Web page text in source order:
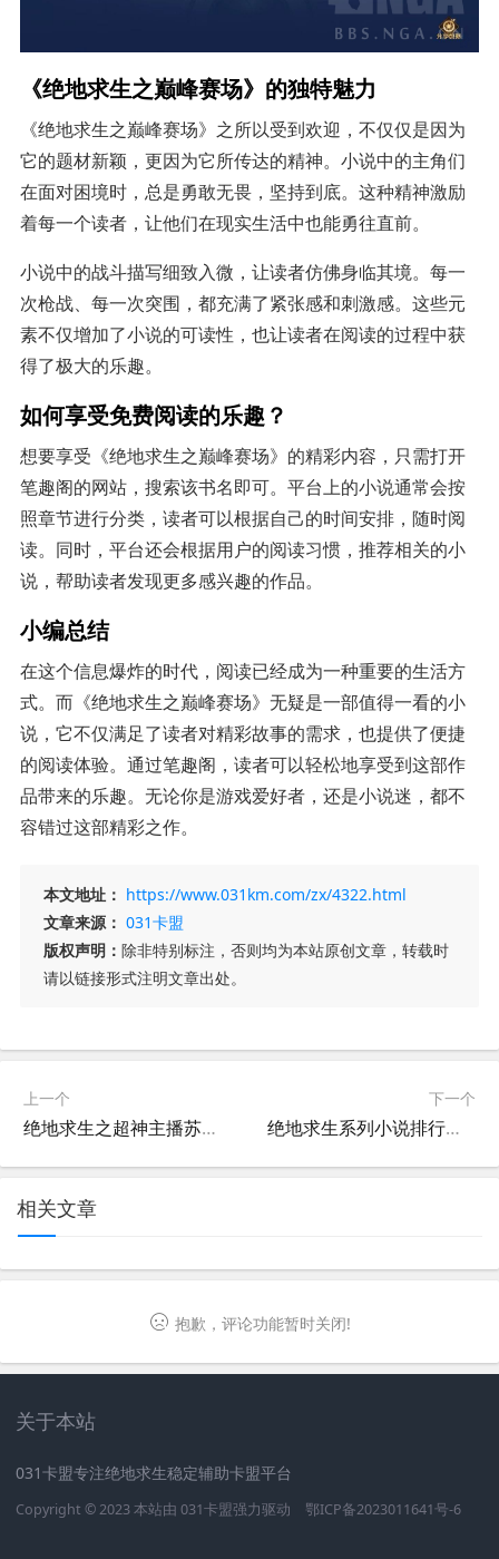
《绝地求生之巅峰赛场》的独特魅力
《绝地求生之巅峰赛场》之所以受到欢迎，不仅仅是因为
它的题材新颖，更因为它所传达的精神。小说中的主角们
在面对困境时，总是勇敢无畏，坚持到底。这种精神激励
着每一个读者，让他们在现实生活中也能勇往直前。
小说中的战斗描写细致入微，让读者仿佛身临其境。每一
次枪战、每一次突围，都充满了紧张感和刺激感。这些元
素不仅增加了小说的可读性，也让读者在阅读的过程中获
得了极大的乐趣。
如何享受免费阅读的乐趣？
想要享受《绝地求生之巅峰赛场》的精彩内容，只需打开
笔趣阁的网站，搜索该书名即可。平台上的小说通常会按
照章节进行分类，读者可以根据自己的时间安排，随时阅
读。同时，平台还会根据用户的阅读习惯，推荐相关的小
说，帮助读者发现更多感兴趣的作品。
小编总结
在这个信息爆炸的时代，阅读已经成为一种重要的生活方
式。而《绝地求生之巅峰赛场》无疑是一部值得一看的小
说，它不仅满足了读者对精彩故事的需求，也提供了便捷
的阅读体验。通过笔趣阁，读者可以轻松地享受到这部作
品带来的乐趣。无论你是游戏爱好者，还是小说迷，都不
容错过这部精彩之作。
本文地址： https://www.031km.com/zx/4322.html
文章来源： 031卡盟
版权声明： 除非特别标注，否则均为本站原创文章，转载时
请以链接形式注明文章出处。
上一个
绝地求生之超神主播苏尘-绝地求生超神主播苏尘的崛起之路
下一个
绝地求生系列小说排行榜完结全解析-绝地求生系列小说完结排名前十推荐
相关文章
抱歉，评论功能暂时关闭!
关于本站
031卡盟专注绝地求生稳定辅助卡盟平台
Copyright © 2023 本站由 031卡盟强力驱动 鄂ICP备2023011641号-6